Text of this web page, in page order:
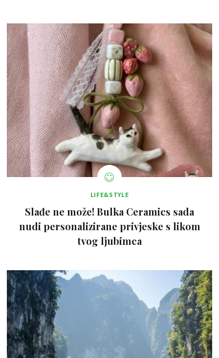
LIFE&STYLE
Slađe ne može! Bulka Ceramics sada
nudi personalizirane privjeske s likom
tvog ljubimca